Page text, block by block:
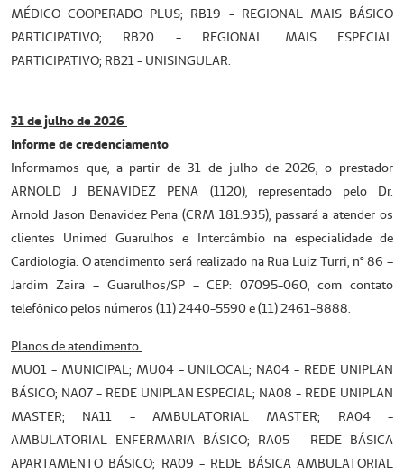
MÉDICO COOPERADO PLUS; RB19 - REGIONAL MAIS BÁSICO
PARTICIPATIVO; RB20 - REGIONAL MAIS ESPECIAL
PARTICIPATIVO; RB21 - UNISINGULAR.
31 de julho de 2026
Informe de credenciamento
Informamos que, a partir de 31 de julho de 2026, o prestador
ARNOLD J BENAVIDEZ PENA (1120), representado pelo Dr.
Arnold Jason Benavidez Pena (CRM 181.935), passará a atender os
clientes Unimed Guarulhos e Intercâmbio na especialidade de
Cardiologia. O atendimento será realizado na Rua Luiz Turri, nº 86 –
Jardim Zaira – Guarulhos/SP – CEP: 07095-060, com contato
telefônico pelos números (11) 2440-5590 e (11) 2461-8888.
Planos de atendimento
MU01 - MUNICIPAL; MU04 - UNILOCAL; NA04 - REDE UNIPLAN
BÁSICO; NA07 - REDE UNIPLAN ESPECIAL; NA08 - REDE UNIPLAN
MASTER; NA11 - AMBULATORIAL MASTER; RA04 -
AMBULATORIAL ENFERMARIA BÁSICO; RA05 - REDE BÁSICA
APARTAMENTO BÁSICO; RA09 - REDE BÁSICA AMBULATORIAL